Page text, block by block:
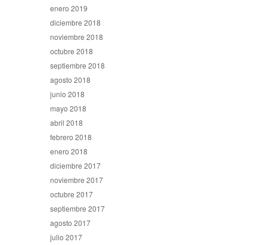
enero 2019
diciembre 2018
noviembre 2018
octubre 2018
septiembre 2018
agosto 2018
junio 2018
mayo 2018
abril 2018
febrero 2018
enero 2018
diciembre 2017
noviembre 2017
octubre 2017
septiembre 2017
agosto 2017
julio 2017